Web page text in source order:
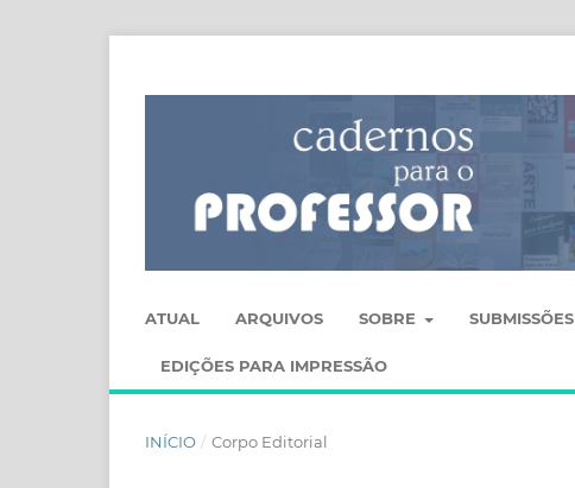
ATUAL ARQUIVOS SOBRE SUBMISSÕES
EDIÇÕES PARA IMPRESSÃO
INÍCIO / Corpo Editorial